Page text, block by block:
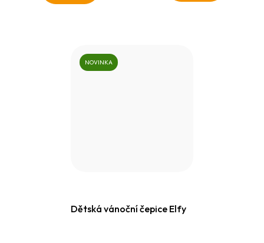
NOVINKA
Dětská vánoční čepice Elfy